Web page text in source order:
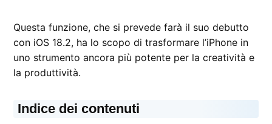
Questa funzione, che si prevede farà il suo debutto
con iOS 18.2, ha lo scopo di trasformare l’iPhone in
uno strumento ancora più potente per la creatività e
la produttività.
Indice dei contenuti